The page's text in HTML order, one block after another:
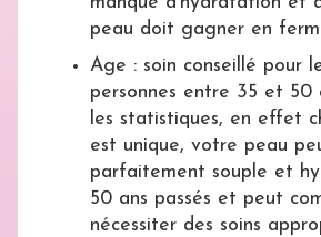
peau doit gagner en
Age : soin conseillé pour
personnes entre 35 et 50
les statistiques, en effet
est unique, votre peau
parfaitement souple et
50 ans passés et peut
nécessiter des soins